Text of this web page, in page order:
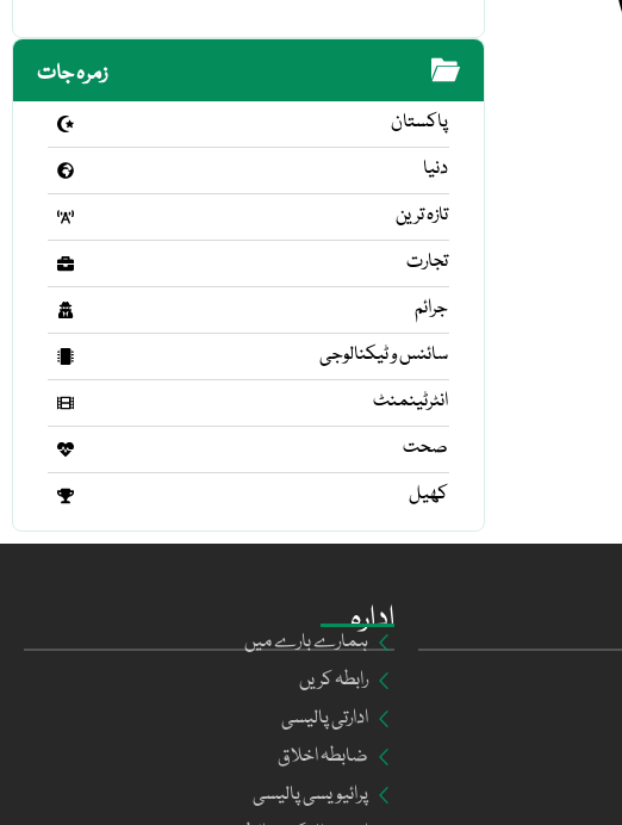
زمرہ جات
پاکستان
دنیا
تازہ ترین
تجارت
جرائم
سائنس و ٹیکنالوجی
انٹرٹینمنٹ
صحت
کھیل
ادارہ
ہمارے بارے میں
رابطہ کریں
ادارتی پالیسی
ضابطہ اخلاق
پرائیویسی پالیسی